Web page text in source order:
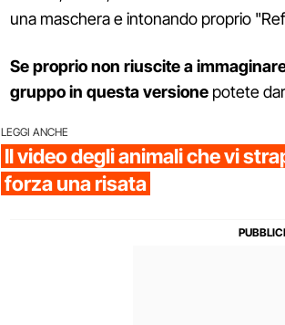
una maschera e intonando proprio
Se proprio non riuscite a
gruppo in questa versione potete
LEGGI ANCHE
Il video degli animali che vi
forza una risata